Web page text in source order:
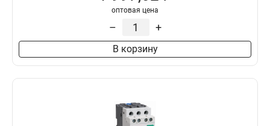
оптовая цена
– +
В корзину